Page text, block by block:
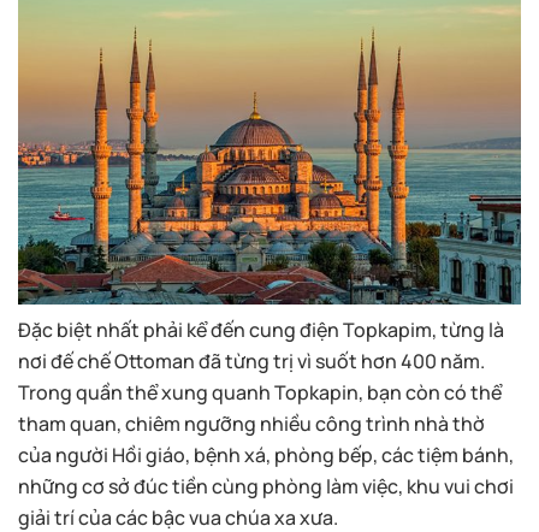
Đặc biệt nhất phải kể đến cung điện Topkapim, từng là
nơi đế chế Ottoman đã từng trị vì suốt hơn 400 năm.
Trong quần thể xung quanh Topkapin, bạn còn có thể
tham quan, chiêm ngưỡng nhiều công trình nhà thờ
của người Hồi giáo, bệnh xá, phòng bếp, các tiệm bánh,
những cơ sở đúc tiền cùng phòng làm việc, khu vui chơi
giải trí của các bậc vua chúa xa xưa.